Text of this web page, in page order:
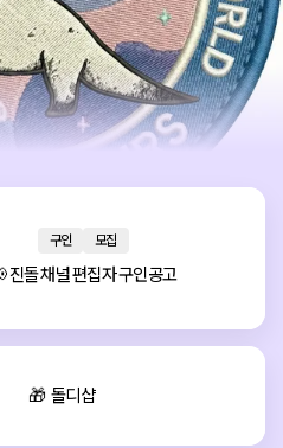
구인 모집
진돌 채널 편집자 구인공고
🎁  돌디샵